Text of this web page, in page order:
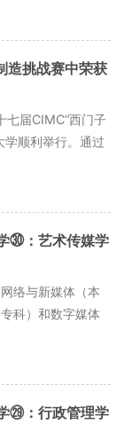
造挑战赛中荣获
届CIMC“西门子
学顺利举行。通过
㉚：艺术传媒学
络与新媒体（本
科）和数字媒体
㉙：行政管理学